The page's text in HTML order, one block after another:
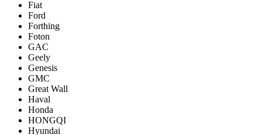
Fiat
Ford
Forthing
Foton
GAC
Geely
Genesis
GMC
Great Wall
Haval
Honda
HONGQI
Hyundai